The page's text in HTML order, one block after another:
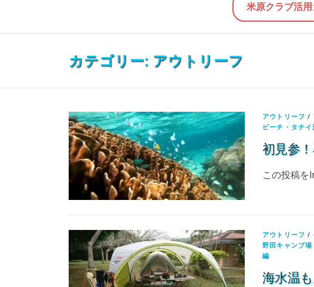
米原クラブ活
カテゴリー: アウトリーフ
アウトリーフ /
ビーチ・タチイ
初見参
この投稿を
アウトリーフ /
野田キャンプ場
編
海水温